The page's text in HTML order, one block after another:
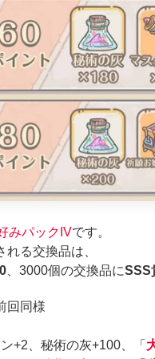
みパックIVです。
れる交換品は、
、3000個の交換品にSSS
回同様
+2、秘術の灰+100、「